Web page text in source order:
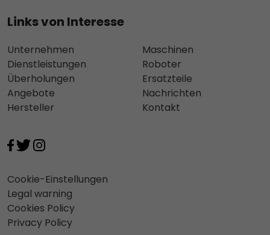
Links von Interesse
Unternehmen
Dienstleistungen
Überholungen
Angebote
Hersteller
Maschinen
Roboter
Ersatzteile
Nachrichten
Kontakt
Cookie-Einstellungen
Legal warning
Cookies Policy
Privacy Policy